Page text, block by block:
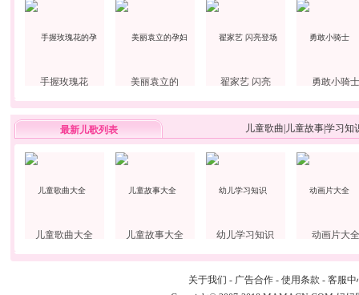
手握玫瑰花 美丽袁立的 翟家艺 闪亮 勇敢小骑士
最新儿歌列表 儿童歌曲 儿童故事学习知
儿童歌曲大全 儿童故事大全 幼儿学习知识 动画片大全
关于我们 - 广告合作 - 使用条款 - 客服中